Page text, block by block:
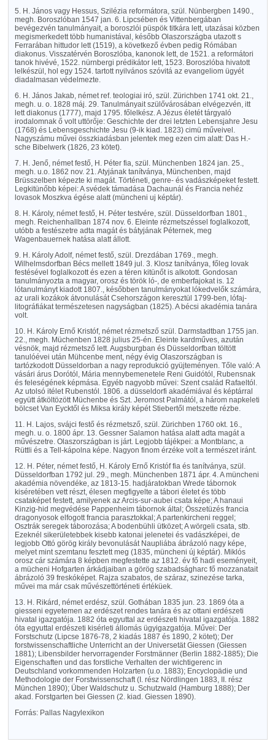
5. H. János vagy Hessus, Szilézia reformátora, szül. Nünbergben 1490.,
megh. Boroszlóban 1547 jan. 6. Lipcsében és Vittenbergában
bevégezvén tanulmányait, a boroszlói püspök titkára lett, utazásai közben
megismerkedett több humanistával, később Olaszországba utazott s
Ferrarában hittudor lett (1519), a következő évben pedig Rómában
diakonus. Visszatérvén Boroszlóba, kanonok lett, de 1521. a reformátori
tanok hivévé, 1522. nürnbergi prédikátor lett, 1523. Boroszlóba hivatott
lelkészül, hol egy 1524. tartott nyilvános szóvitá az evangeliom ügyét
diadalmasan védelmezte.
6. H. János Jakab, német ref. teologiai iró, szül. Zürichben 1741 okt. 21.,
megh. u. o. 1828 máj. 29. Tanulmányait szülővárosában elvégezvén, itt
lett diakonus (1777), majd 1795. főlelkész. A Jézus életét tárgyaló
irodalomnak ő volt uttörője: Geschichte der drei letzten Lebensjahre Jesu
(1768) és Lebensgeschichte Jesu (9-ik kiad. 1823) cimü műveivel.
Nagyszámu művei összkiadásban jelentek meg ezen cim alatt: Das H.-
sche Bibelwerk (1826, 23 kötet).
7. H. Jenő, német festő, H. Péter fia, szül. Münchenben 1824 jan. 25.,
megh. u.o. 1862 nov. 21. Atyjának tanítványa, Münchenben, majd
Brüsszelben képezte ki magát. Történeti, genre- és vadászképeket festett.
Legkitünőbb képei: A svédek támadása Dachaunál és Francia nehéz
lovasok Moszkva égése alatt (müncheni uj képtár).
8. H. Károly, német festő, H. Péter testvére, szül. Düsseldorfban 1801.,
megh. Reichenhallban 1874 nov. 6. Eleinte rézmetszéssel foglalkozott,
utóbb a festészetre adta magát és bátyjának Péternek, meg
Wagenbauernek hatása alatt állott.
9. H. Károly Adolf, német festő, szül. Drezdában 1769., megh.
Wilhelmsdorfban Bécs mellett 1849 jul. 3. Klosz tanítványa, főleg lovak
festésével foglalkozott és ezen a téren kitünőt is alkotott. Gondosan
tanulmányozta a magyar, orosz és török ló-, de emberfajokat is. 12
lótanulmányt kiadott 1807., későbben tanulmányokat lókedvelők számára,
az urali kozákok átvonulását Csehországon keresztül 1799-ben, lófaj-
litográfiákat természetesen nagyságban (1825). A bécsi akadémia tanára
volt.
10. H. Károly Ernő Kristóf, német rézmetsző szül. Darmstadtban 1755 jan.
22., megh. Müchenben 1828 julius 25-én. Eleinte kardműves, azután
vésnök, majd rézmetsző lett. Augsburgban és Düsseldorfban töltött
tanulóévei után Mühcenbe ment, négy évig Olaszországban is
tartózkodott Düsseldorban a nagy reprodukció gyüjteményen. Tőle való: A
vásári árus Dorótól, Mária mennybemenetele Reni Guidótól, Rubensnak
és feleségének képmása. Egyéb nagyobb művei: Szent család Rafaeltól.
Az utolsó itélet Rubenstól. 1806. a düsseldorfi akadémiával és képtárral
együtt átköltözött Müchenbe és Szt. Jeromost Palmától, a három napkeleti
bölcset Van Eycktől és Miksa király képét Stiebertől metszette rézbe.
11. H. Lajos, svájci festő és rézmetsző, szül. Zürichben 1760 okt. 16.,
megh. u. o. 1800 ápr. 13. Gessner Salamon hatása alatt adta magát a
művészetre. Olaszországban is járt. Legjobb tájékpei: a Montblanc, a
Rüttli és a Tell-kápolna képe. Nagyon finom érzéke volt a természet iránt.
12. H. Péter, német festő, H. Károly Ernő Kristóf fia és tanítványa, szül.
Düsseldorfban 1792 jul. 29., megh. Münchenben 1871 ápr. 4. A müncheni
akadémia növendéke, az 1813-15. hadjáratokban Wrede tábornok
kiséretében vett részt, élesen megfigyelte a tábori életet és több
csataképet festett, amilyenek az Arcis-sur-aubei csata képe; A hanaui
Kinzig-hid megvédése Pappenheim tábornok által; Összetüzés francia
dragonyosok elfogott francia parasztokkal; A partenkircheni reggel;
Osztrák seregek táborozása; A bodenbühli ütközet; A wörgeli csata, stb.
Ezeknél sikerületebbek kisebb katonai jelenetei és vadászképei, de
legjobb Ottó görög király bevonulását Naupliába ábrázoló nagy képe,
melyet mint szemtanu fesztett meg (1835, müncheni új képtár). Miklós
orosz cár számára 8 képben megfestette az 1812. év fő hadi eseményeit,
a mücheni Hofgarten árkádjaiban a görög szabadságharc fő mozzanatait
ábrázoló 39 freskóképet. Rajza szabatos, de száraz, szinezése tarka,
művei ma már csak művészettörténeti értéküek.
13. H. Rikárd, német erdész, szül. Gothában 1835 jun. 23. 1869 óta a
giesseni egyetemen az erdészet rendes tanára és az ottani erdészeti
hivatal igazgatója. 1882 óta egyuttal az erdészeti hivatal igazgatója. 1882
óta egyuttal erdészeti kisérleti állomás ügyigazgatója. Művei: Der
Forstschutz (Lipcse 1876-78, 2 kiadás 1887 és 1890, 2 kötet); Der
forstwissenschaftliche Unterricht an der Universetät Giessen (Giessen
1881); Libensbilder hervorragender Forstmänner (Berlin 1882-1885); Die
Eigenschaften und das forstliche Verhalten der wichtigerenc in
Deutschland vorkommenden Holzarten (u.o. 1883); Encyclopädie und
Methodologie der Forstwissenschaft (I. rész Nördlingen 1883, II. rész
München 1890); Über Waldschutz u. Schutzwald (Hamburg 1888); Der
akad. Forstgarten bei Giessen (2. kiad. Giessen 1890).
Forrás: Pallas Nagylexikon